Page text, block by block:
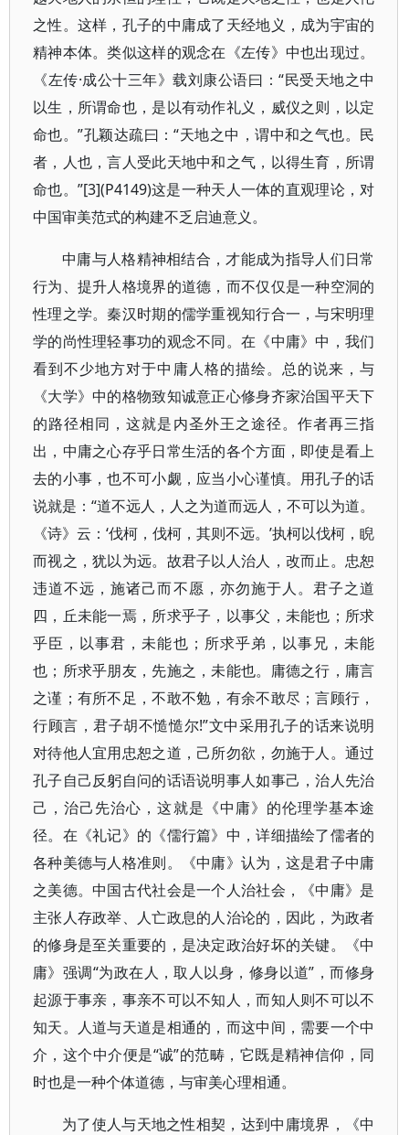
之性。这样，孔子的中庸成了天经地义，成为宇宙的
精神本体。类似这样的观念在《左传》中也出现过。
《左传·成公十三年》载刘康公语曰：“民受天地之中
以生，所谓命也，是以有动作礼义，威仪之则，以定
命也。”孔颖达疏曰：“天地之中，谓中和之气也。民
者，人也，言人受此天地中和之气，以得生育，所谓
命也。”[3](P4149)这是一种天人一体的直观理论，对
中国审美范式的构建不乏启迪意义。
中庸与人格精神相结合，才能成为指导人们日常
行为、提升人格境界的道德，而不仅仅是一种空洞的
性理之学。秦汉时期的儒学重视知行合一，与宋明理
学的尚性理轻事功的观念不同。在《中庸》中，我们
看到不少地方对于中庸人格的描绘。总的说来，与
《大学》中的格物致知诚意正心修身齐家治国平天下
的路径相同，这就是内圣外王之途径。作者再三指
出，中庸之心存乎日常生活的各个方面，即使是看上
去的小事，也不可小觑，应当小心谨慎。用孔子的话
说就是：“道不远人，人之为道而远人，不可以为道。
《诗》云：‘伐柯，伐柯，其则不远。’执柯以伐柯，睨
而视之，犹以为远。故君子以人治人，改而止。忠恕
违道不远，施诸己而不愿，亦勿施于人。君子之道
四，丘未能一焉，所求乎子，以事父，未能也；所求
乎臣，以事君，未能也；所求乎弟，以事兄，未能
也；所求乎朋友，先施之，未能也。庸德之行，庸言
之谨；有所不足，不敢不勉，有余不敢尽；言顾行，
行顾言，君子胡不慥慥尔!”文中采用孔子的话来说明
对待他人宜用忠恕之道，己所勿欲，勿施于人。通过
孔子自己反躬自问的话语说明事人如事己，治人先治
己，治己先治心，这就是《中庸》的伦理学基本途
径。在《礼记》的《儒行篇》中，详细描绘了儒者的
各种美德与人格准则。《中庸》认为，这是君子中庸
之美德。中国古代社会是一个人治社会，《中庸》是
主张人存政举、人亡政息的人治论的，因此，为政者
的修身是至关重要的，是决定政治好坏的关键。《中
庸》强调“为政在人，取人以身，修身以道”，而修身
起源于事亲，事亲不可以不知人，而知人则不可以不
知天。人道与天道是相通的，而这中间，需要一个中
介，这个中介便是“诚”的范畴，它既是精神信仰，同
时也是一种个体道德，与审美心理相通。
为了使人与天地之性相契，达到中庸境界，《中